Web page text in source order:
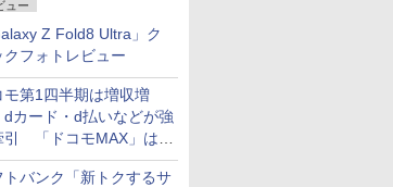
ュー
Z Fold8 Ultra」ク
クフォトレビュー
モ第1四半期は増収増
dカード・d払いなどが強
引 「ドコモMAX」は
契約突破
トバンク「新トクするサ